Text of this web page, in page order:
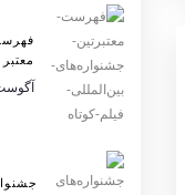
آگوست 13,